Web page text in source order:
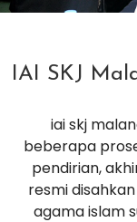
IAI SKJ
iai skj
beberapa
pendirian,
resmi
agama islam